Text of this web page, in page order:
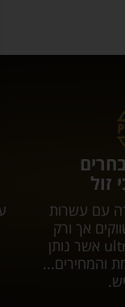
זול
עם עשרות
אך ורק
מוצרי ultra premium אשר נותן
והמחירים...